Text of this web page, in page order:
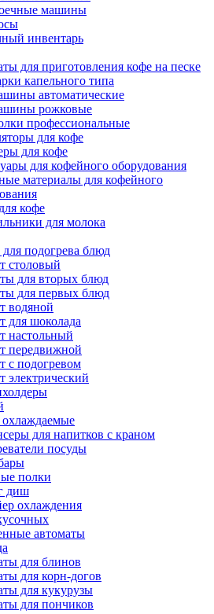
машины
инвентарь
для приготовления кофе на песке
капельного типа
автоматические
рожковые
профессиональные
для кофе
для кофе
для кофейного оборудования
материалы для кофейного
кофе
для молока
подогрева блюд
столовый
для вторых блюд
для первых блюд
водяной
для шоколада
настольный
передвижной
с подогревом
электрический
для напитков с краном
посуды
полки
диш
охлаждения
автоматы
для блинов
для корн-догов
для кукурузы
для пончиков